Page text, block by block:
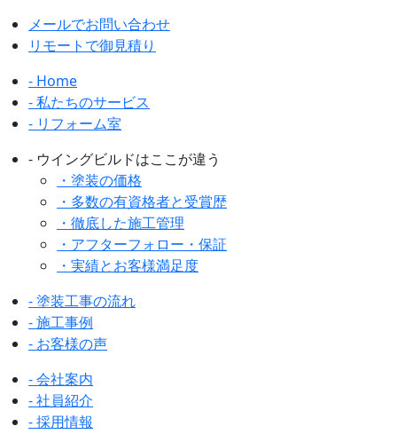
メールでお問い合わせ
リモートで御見積り
- Home
- 私たちのサービス
- リフォーム室
- ウイングビルドはここが違う
・塗装の価格
・多数の有資格者と受賞歴
・徹底した施工管理
・アフターフォロー・保証
・実績とお客様満足度
- 塗装工事の流れ
- 施工事例
- お客様の声
- 会社案内
- 社員紹介
- 採用情報